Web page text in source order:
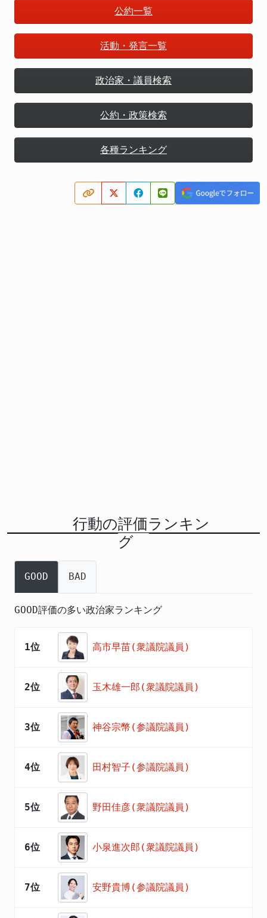
公約一覧
活動・発言一覧
政治家・議員検索
公約・政策検索
各種ランキング
行動の評価ランキン
グ
GOOD BAD
GOOD評価の多い政治家ランキング
1位 高市早苗(衆議院議員)
2位 玉木雄一郎(衆議院議員)
3位 神谷宗幣(参議院議員)
4位 田村智子(参議院議員)
5位 野田佳彦(衆議院議員)
6位 小泉進次郎(衆議院議員)
7位 安野貴博(参議院議員)